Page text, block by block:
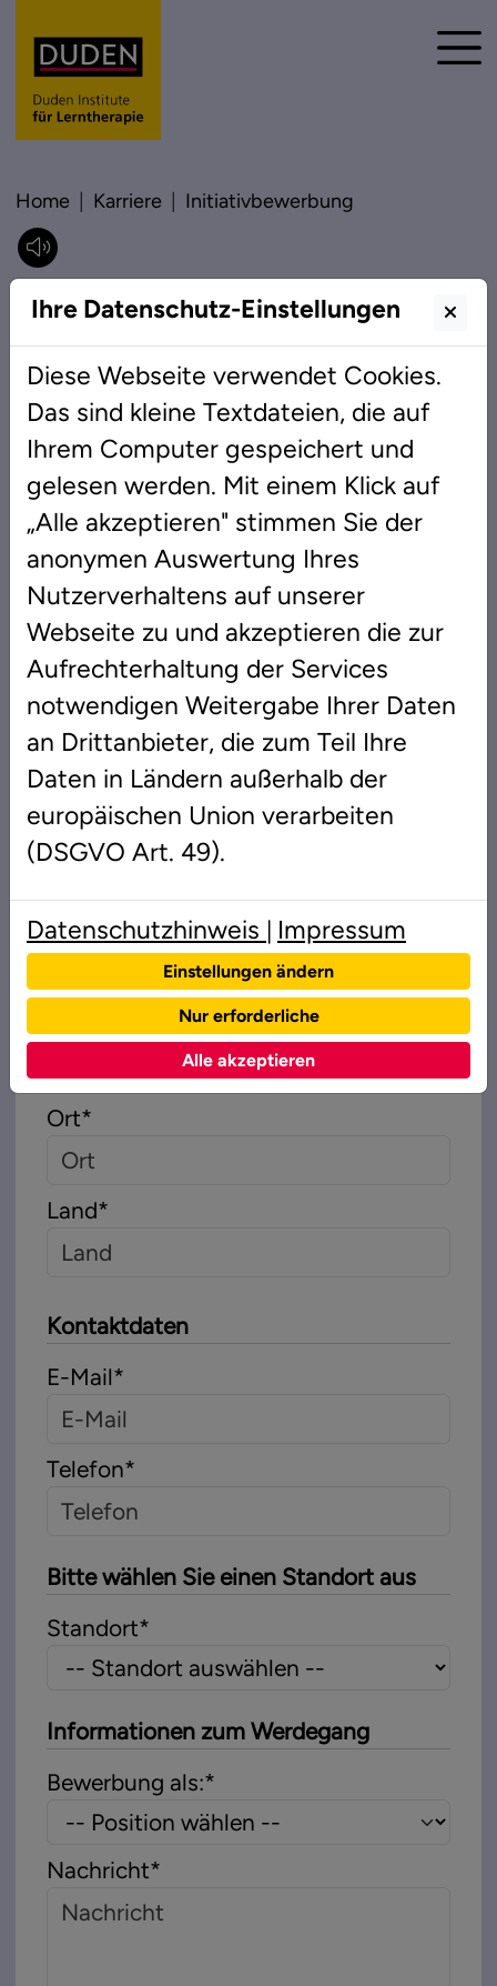
Home Karriere Initiativbewerbung
Initiativbewerbung
Person
Geschlecht*
Titel
Vorname
Nachname*
Straße*
Haus-Nr*
Ort*
Land*
Kontaktdaten
E-Mail*
Telefon*
Bitte wählen Sie einen Standort aus
Standort*
Informationen zum Werdegang
Bewerbung als:*
Nachricht*
Ihre Datenschutz-Einstellungen
Diese Webseite verwendet Cookies.
Das sind kleine Textdateien, die auf
Ihrem Computer gespeichert und
gelesen werden. Mit einem Klick auf
„Alle akzeptieren" stimmen Sie der
anonymen Auswertung Ihres
Nutzerverhaltens auf unserer
Webseite zu und akzeptieren die zur
Aufrechterhaltung der Services
notwendigen Weitergabe Ihrer Daten
an Drittanbieter, die zum Teil Ihre
Daten in Ländern außerhalb der
europäischen Union verarbeiten
(DSGVO Art. 49).
Datenschutzhinweis | Impressum
Einstellungen ändern
Nur erforderliche
Alle akzeptieren